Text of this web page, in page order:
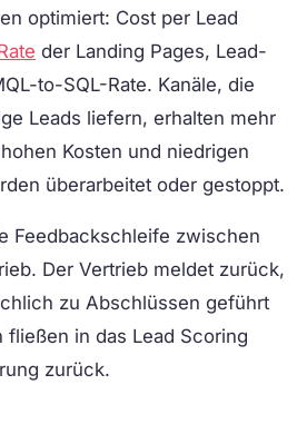
optimiert: Cost per Lead
der Landing Pages, Lead-
to-SQL-Rate. Kanäle, die
Leads liefern, erhalten mehr
Kosten und niedrigen
überarbeitet oder gestoppt.
Feedbackschleife zwischen
Der Vertrieb meldet zurück,
zu Abschlüssen geführt
fließen in das Lead Scoring
zurück.